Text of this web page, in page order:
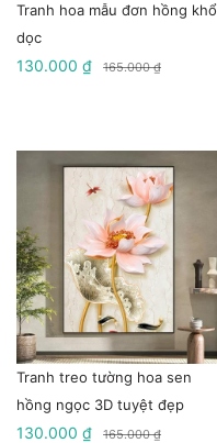
Tranh hoa mẫu đơn hồng khổ
dọc
130.000 ₫ 165.000 ₫
Tranh treo tường hoa sen
hồng ngọc 3D tuyệt đẹp
130.000 ₫ 165.000 ₫